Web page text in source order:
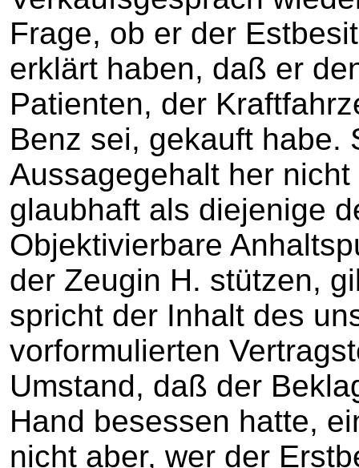
Frage, ob er der
erklärt haben, daß er
Patienten, der
Benz sei, gekauft habe.
Aussagegehalt her
glaubhaft als diejenige
Objektivierbare
der Zeugin H. stützen,
spricht der Inhalt des
vorformulierten
Umstand, daß der
Hand besessen hatte,
nicht aber, wer der